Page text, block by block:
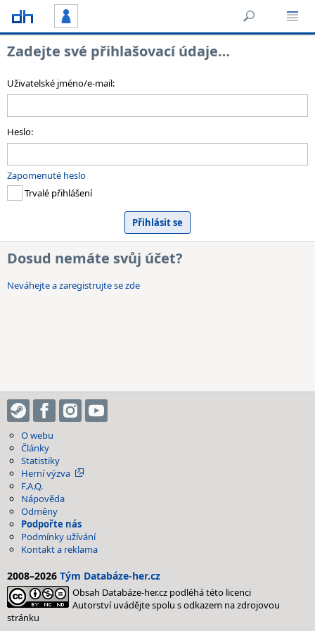
Zadejte své přihlašovací údaje…
Uživatelské jméno/e-mail:
Heslo:
Zapomenuté heslo
Trvalé přihlášení
Dosud nemáte svůj účet?
Neváhejte a zaregistrujte se zde
O webu
Články
Statistiky
Herní výzva
F.A.Q.
Nápověda
Odměny
Podpořte nás
Podmínky užívání
Kontakt a reklama
2008–2026 Tým Databáze-her.cz
Obsah Databáze-her.cz podléhá této licenci
Autorství uvádějte spolu s odkazem na zdrojovou
stránku